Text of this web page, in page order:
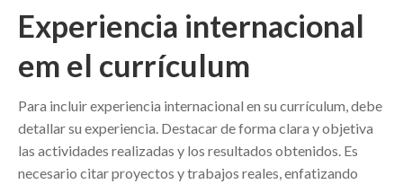
Experiencia internacional
em el currículum
Para incluir experiencia internacional en su currículum, debe
detallar su experiencia. Destacar de forma clara y objetiva
las actividades realizadas y los resultados obtenidos. Es
necesario citar proyectos y trabajos reales, enfatizando